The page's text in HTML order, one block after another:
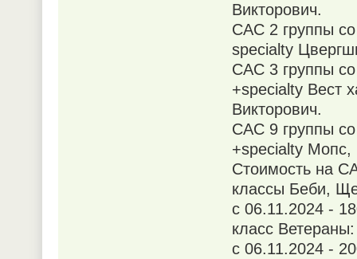
Викторович.
САС 2 группы
specialty
САС 3 группы
+specialty Вест
Викторович.
САС 9 группы
+specialty Мопс,
Стоимость на
классы Беби,
с 06.11.2024 -
класс Ветераны:
с 06.11.2024 -